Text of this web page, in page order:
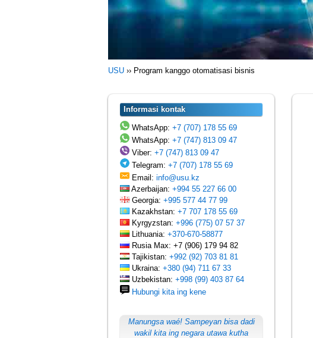
USU ›› Program kanggo otomatisasi bisnis
Informasi kontak
WhatsApp: +7 (707) 178 55 69
WhatsApp: +7 (747) 813 09 47
Viber: +7 (747) 813 09 47
Telegram: +7 (707) 178 55 69
Email: info@usu.kz
Azerbaijan: +994 55 227 66 00
Georgia: +995 577 44 77 99
Kazakhstan: +7 707 178 55 69
Kyrgyzstan: +996 (775) 07 57 37
Lithuania: +370-670-58877
Rusia Max: +7 (906) 179 94 82
Tajikistan: +992 (92) 703 81 81
Ukraina: +380 (94) 711 67 33
Uzbekistan: +998 (99) 403 87 64
Hubungi kita ing kene
Manungsa waé! Sampeyan bisa dadi
wakil kita ing negara utawa kutha